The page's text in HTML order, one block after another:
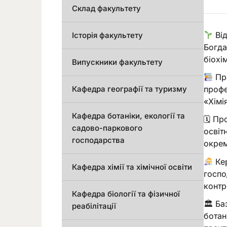
🗓
🏛
Склад факультету
Історія факультету
Випускники факультету
Кафедра географії та туризму
Кафедра ботаніки, екології та
садово-паркового
господарства
Кафедра хімії та хімічної освіти
Кафедра біології та фізичної
реабілітації